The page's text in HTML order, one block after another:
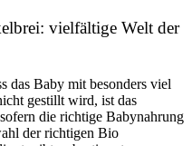
vielfältige Welt der
das Baby mit besonders viel
gestillt wird, ist das
die richtige Babynahrung
der richtigen Bio